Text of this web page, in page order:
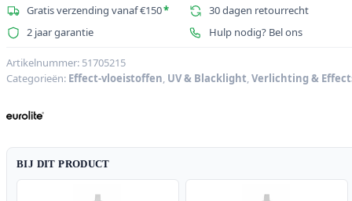
Bellenvloeistof
Set
aantal
Gratis verzending vanaf €150*
30 dagen retourrecht
2 jaar garantie
Hulp nodig? Bel ons
Artikelnummer: 51705215
Categorieën: Effect-vloeistoffen, UV & Blacklight,Verlichting &
BIJ DIT PRODUCT